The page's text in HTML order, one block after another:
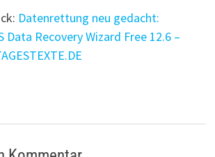
Datenrettung neu gedacht:
Data Recovery Wizard Free 12.6 –